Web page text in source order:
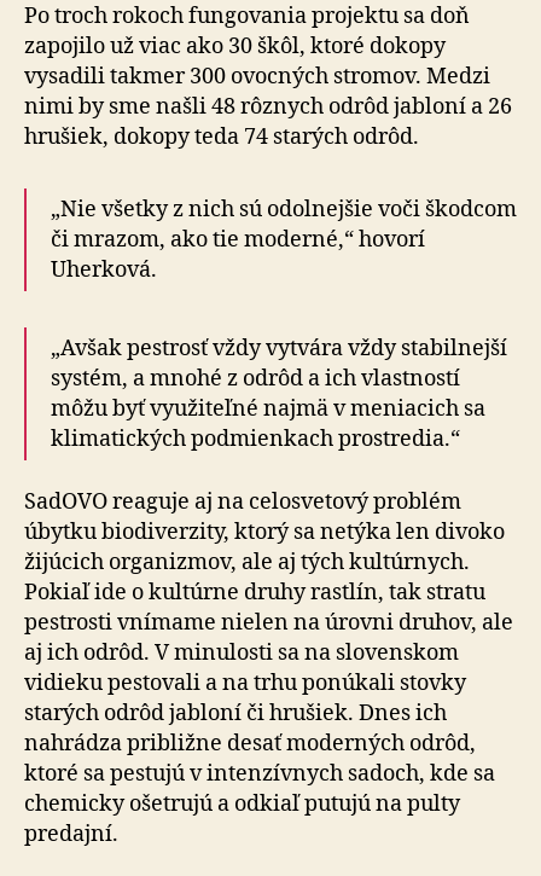
Po troch rokoch fungovania projektu sa doň
zapojilo už viac ako 30 škôl, ktoré dokopy
vysadili takmer 300 ovocných stromov. Medzi
nimi by sme našli 48 rôznych odrôd jabloní a 26
hrušiek, dokopy teda 74 starých odrôd.
„Nie všetky z nich sú odolnejšie voči škodcom
či mrazom, ako tie moderné,“ hovorí
Uherková.
„Avšak pestrosť vždy vytvára vždy stabilnejší
systém, a mnohé z odrôd a ich vlastností
môžu byť využiteľné najmä v meniacich sa
klimatických podmienkach prostredia.“
SadOVO reaguje aj na celosvetový problém
úbytku biodiverzity, ktorý sa netýka len divoko
žijúcich organizmov, ale aj tých kultúrnych.
Pokiaľ ide o kultúrne druhy rastlín, tak stratu
pestrosti vnímame nielen na úrovni druhov, ale
aj ich odrôd. V minulosti sa na slovenskom
vidieku pestovali a na trhu ponúkali stovky
starých odrôd jabloní či hrušiek. Dnes ich
nahrádza približne desať moderných odrôd,
ktoré sa pestujú v intenzívnych sadoch, kde sa
chemicky ošetrujú a odkiaľ putujú na pulty
predajní.